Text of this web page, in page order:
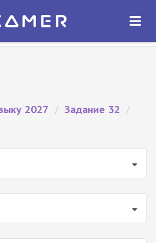
2027
ОТКРЫТЬ
2027 / Задание 32 /